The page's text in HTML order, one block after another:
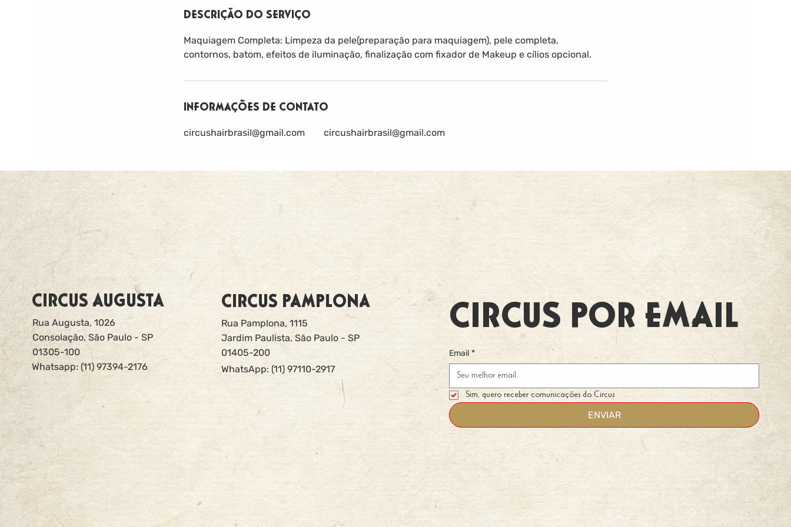
DESCRIÇÃO DO SERVIÇO
Maquiagem Completa: Limpeza da pele(preparação para maquiagem), pele completa,
contornos, batom, efeitos de iluminação, finalização com fixador de Makeup e cílios opcional.
INFORMAÇÕES DE CONTATO
circushairbrasil@gmail.com circushairbrasil@gmail.com
CIRCUS AUGUSTA
Rua Augusta, 1026
Consolação, São Paulo - SP
01305-100
Whatsapp: (11) 97394-2176
CIRCUS PAMPLONA
Rua Pamplona, 1115
Jardim Paulista, São Paulo - SP
01405-200
WhatsApp: (11) 97110-2917
CIRCUS POR EMAIL
Email *
Sim, quero receber comunicações do Circus
ENVIAR